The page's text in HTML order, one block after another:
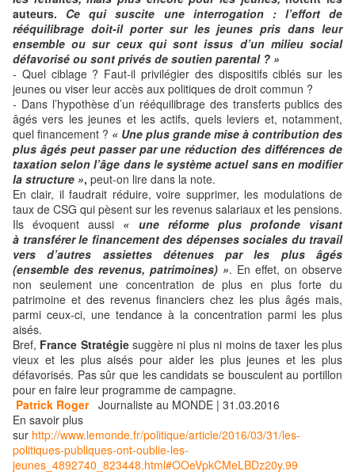
auteurs. Ce qui suscite une interrogation : l’effort de
rééquilibrage doit-il porter sur les jeunes pris dans leur
ensemble ou sur ceux qui sont issus d’un milieu social
défavorisé ou sont privés de soutien parental ? »
- Quel ciblage ? Faut-il privilégier des dispositifs ciblés sur les
jeunes ou viser leur accès aux politiques de droit commun ?
- Dans l’hypothèse d’un rééquilibrage des transferts publics des
âgés vers les jeunes et les actifs, quels leviers et, notamment,
quel financement ? « Une plus grande mise à contribution des
plus âgés peut passer par une réduction des différences de
taxation selon l’âge dans le système actuel sans en modifier
la structure », peut-on lire dans la note.
En clair, il faudrait réduire, voire supprimer, les modulations de
taux de CSG qui pèsent sur les revenus salariaux et les pensions.
Ils évoquent aussi « une réforme plus profonde visant
à transférer le financement des dépenses sociales du travail
vers d’autres assiettes détenues par les plus âgés
(ensemble des revenus, patrimoines) ». En effet, on observe
non seulement une concentration de plus en plus forte du
patrimoine et des revenus financiers chez les plus âgés mais,
parmi ceux-ci, une tendance à la concentration parmi les plus
aisés.
Bref, France Stratégiesuggère ni plus ni moins de taxer les plus
vieux et les plus aisés pour aider les plus jeunes et les plus
défavorisés. Pas sûr que les candidats se bousculent au portillon
pour en faire leur programme de campagne.
Patrick RogerJournaliste au MONDE | 31.03.2016
En savoir plus
sur http://www.lemonde.fr/politique/article/2016/03/31/les-
politiques-publiques-ont-oublie-les-
jeunes_4892740_823448.html#OOeVpkCMeLBDz20y.99